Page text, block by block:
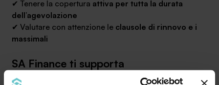
✔ Tenere la copertura attiva per tutta la durata
dell’agevolazione
✔ Valutare con attenzione le clausole di rinnovo e i
massimali
SA Finance ti supporta
nell’adeguamento alla polizza